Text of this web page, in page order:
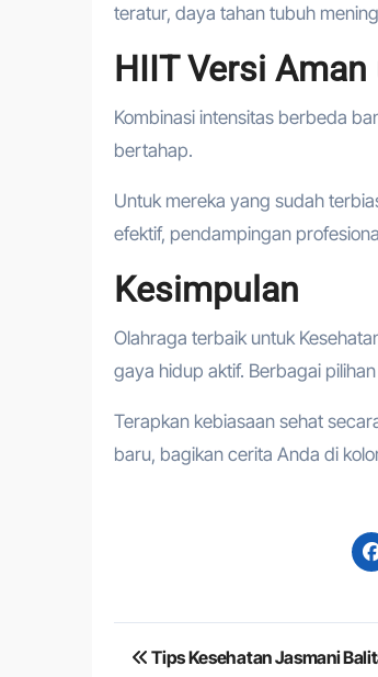
teratur, daya tahan tubuh
HIIT Versi
Kombinasi intensitas berbeda
bertahap.
Untuk mereka yang sudah
efektif, pendampingan
Kesimpulan
Olahraga terbaik untuk
gaya hidup aktif. Berbagai
Terapkan kebiasaan sehat
baru, bagikan cerita Anda di
Navigasi
Tips Kesehatan Jasmani